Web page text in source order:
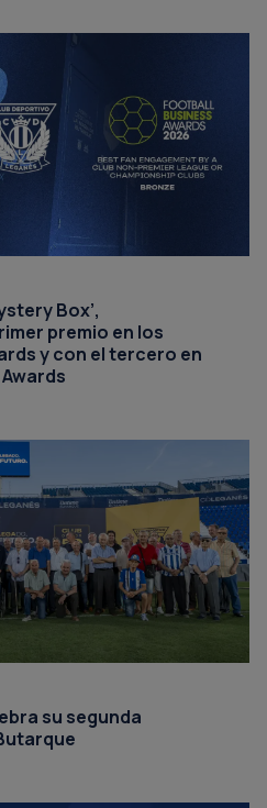
Box’,
premio en los
y con el tercero en
su segunda